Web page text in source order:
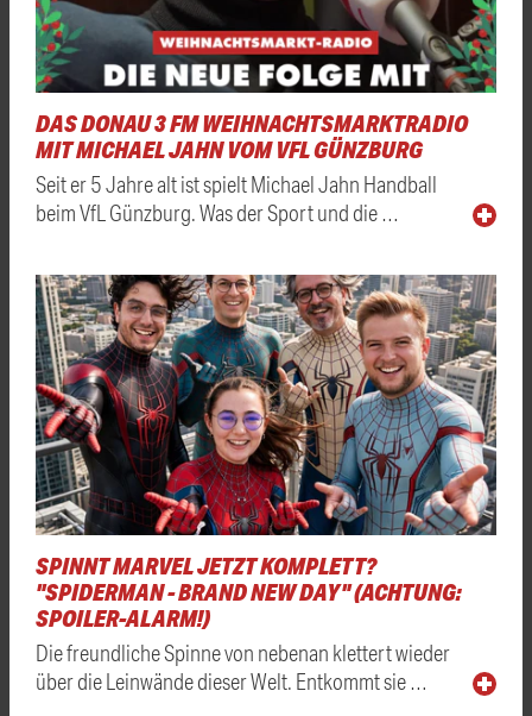
DAS DONAU 3 FM WEIHNACHTSMARKTRADIO
MIT MICHAEL JAHN VOM VFL GÜNZBURG
Seit er 5 Jahre alt ist spielt Michael Jahn Handball
beim VfL Günzburg. Was der Sport und die …
SPINNT MARVEL JETZT KOMPLETT?
"SPIDERMAN - BRAND NEW DAY" (ACHTUNG:
SPOILER-ALARM!)
Die freundliche Spinne von nebenan klettert wieder
über die Leinwände dieser Welt. Entkommt sie …